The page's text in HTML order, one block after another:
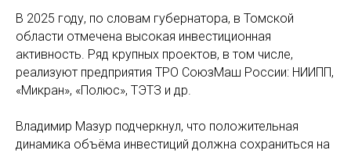
В 2025 году, по словам губернатора, в Томской
области отмечена высокая инвестиционная
активность. Ряд крупных проектов, в том числе,
реализуют предприятия ТРО СоюзМаш России: НИИПП,
«Микран», «Полюс», ТЭТЗ и др.
Владимир Мазур подчеркнул, что положительная
динамика объёма инвестиций должна сохраниться на